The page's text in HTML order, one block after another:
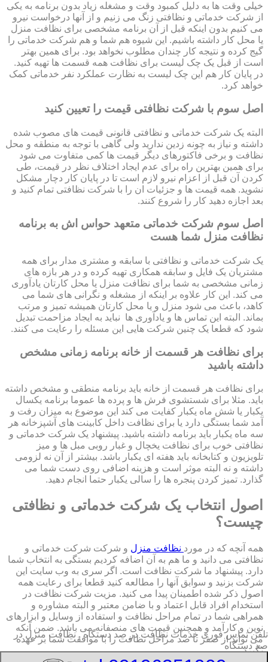
خیلی وقت ها به دلیل کمبود وقت و مشغله زیاد بدون برنامه به یکی
از شرکت خدماتی و نظافتی زنگ می زنیم و از آنها درخواست نیرو
می کنیم بدون اینکه قبل از آن برنامه مشخصی برای نظافت منزل
یا محل کار داشته باشیم. این شیوه هم شما و هم شرکت خدماتی را
گیج کرده و نتیجه کار چندان مطلوب نخواهد بود. برای همین بهتر
است از قبل یک چک لیست برای نظافت همه قسمت ها تهیه کنید.
در پایان کار هم این چک لیست به نظارت عملکرد نفر خدماتی کمک
خواهد کرد.
اصل سوم با شرکت نظافتی قیمت را تعیین کنید
البته یک شرکت خدماتی و نظافتی قانونی قیمت های مصوب شده
داشته و نیاز به چونه زدین ندارید ولی گاهی با توجه به منطقه و محل
نظافت و برخی فاکتورهای دیگر قیمت ها کمی متفاوت می شود
برای همین بهترین راه برای عدم ایجاد اختلاف نظر در قیمت، طی
کردن آن قبل از اعزام نیرو لازم است تا در پایان کار دچار مشکل
نشوید. همه قیمت ها و جزئیات ان را با شرکت نظافتی تمام کنید و
بعد اجازه دهید کار را شروع کنند.
اصل سوم شرکت خدماتی متعهد حواس اش به برنامه
نظافت منزل شما هست
یک شرکت خدماتی و نظافتی با سابقه و مشتری مدار برای همه
مشتریان یک فایل و سابقه همکاری تهیه کرده و در هر بازه های
زمانی مشخصی به شما برای نظافت منزل یا محل کارتان یادآوری
می کند. این کار علاوه بر اینکه از مشغله و نگرانی های شما می
کاهد، باعث می شود منزل و یا محل کارتان همیشه تمیز و مرتب
بماند. البته این تماس ها و یادآوری ها نباید به ایجاد مزاحمت تبدیل
شود که قطعا یک چنین شرکت هایی این مسئله را رعایت می کنند.
برای نظافت هر قسمت از خانه برنامه زمانی مشخص
داشته باشید
برای نظافت هر قسمت از خانه باید برنامه منطقی و مشخص داشته
باید. مثلا برای شستشوی فرش ها و پرده ها عموما برنامه یکسال
یکبار یا شش ماه یکبار کفایت می کند این موضوع به میزان رفت و
آمد شما بستگی دارد یا برای نظافت داخل کابینت های آشپزخانه هر
سه ماه یکبار باید برنامه داشته باشید. پیشنهاد یک شرکت خدماتی و
نظافتی خوب برای نظافت یخچال و غبار روبی مبل ها و میز
تلویزیون و کتابخانه باید هفته ای یکبار باشد. بیشتر از آن نه لزومی
داشته و نه البته موثر است و هزینه اضافی روی دست شما می
گذارد. تمیز کردن پنجره ها را سالی یکبار حتما انجام دهید.
اصول انتخاب یک شرکت خدماتی و نظافتی
چیست؟
همه آنچه که در مورد نظافت منزل و شرکت شرکت خدماتی و
نظافتی می دانید و ما هم به آن اضافه کردیم بستگی به انتخاب شما
دارد. پیشنهاد ما شرکت نظافت است. اگر سری به وب سایت این
شرکت بزنید و سوابق آنها را مطالعه کنید قطعا برای رعایت همه
اصول ذکر شده اطمینان پیدا می کنید. مزیت شرکت نظافت در
استخدام افراد قابل اعتماد و با ضامن معتبر و البته مشاوره و
همراهی شما در تمام مراحل نظافت و استفاده از وسایل و ابزارهای
نوین و کارآمد و همچنین قیمت های منصفانه می باشد. ضمن آنکه
می تواند از صفر تا صد مراحل نظافت را با موافقت شما بر عهده
بگیرد.
تلفن تماس فوریخدمات نظافت در صد دستگاه , نظافت منزل در
صد دستگاه